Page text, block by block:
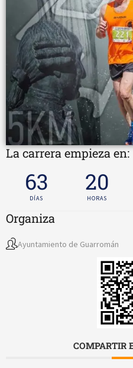
La carrera empieza en:
63
DÍAS
20
HORAS
Organiza
Ayuntamiento de Guarromán
COMPARTIR